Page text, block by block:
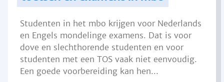
Studenten in het mbo krijgen voor Nederlands
en Engels mondelinge examens. Dat is voor
dove en slechthorende studenten en voor
studenten met een TOS vaak niet eenvoudig.
Een goede voorbereiding kan hen...